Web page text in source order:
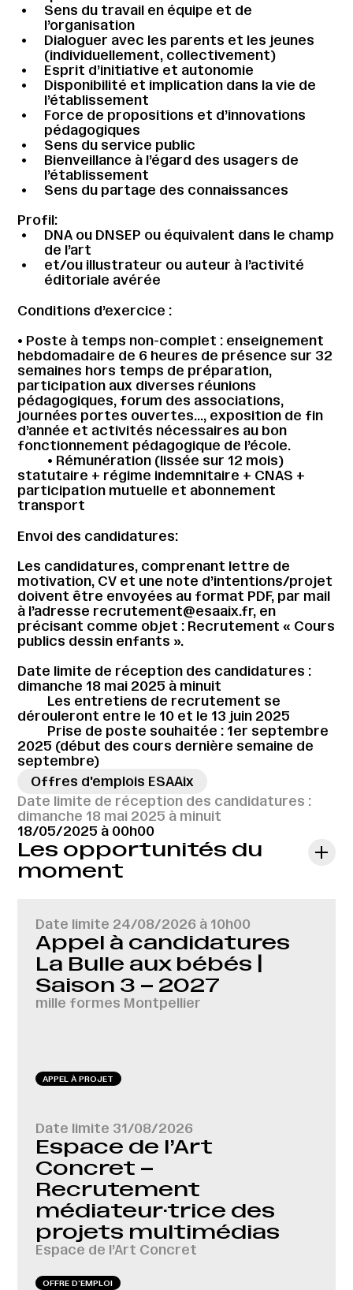
Offres d'emplois ESAAix
Date limite de réception des candidatures :
dimanche 18 mai 2025 à minuit
18/05/2025 à 00h00
Sens du travail en équipe et de
l’organisation
Dialoguer avec les parents et les jeunes
(individuellement, collectivement)
Esprit d’initiative et autonomie
Disponibilité et implication dans la vie de
l’établissement
Force de propositions et d’innovations
pédagogiques
Sens du service public
Bienveillance à l’égard des usagers de
l’établissement
Sens du partage des connaissances
Profil:
DNA ou DNSEP ou équivalent dans le champ
de l’art
et/ou illustrateur ou auteur à l’activité
éditoriale avérée
Conditions d’exercice :
• Poste à temps non-complet : enseignement
hebdomadaire de 6 heures de présence sur 32
semaines hors temps de préparation,
participation aux diverses réunions
pédagogiques, forum des associations,
journées portes ouvertes…, exposition de fin
d’année et activités nécessaires au bon
fonctionnement pédagogique de l’école.
• Rémunération (lissée sur 12 mois)
statutaire + régime indemnitaire + CNAS +
participation mutuelle et abonnement
transport
Envoi des candidatures:
Les candidatures, comprenant lettre de
motivation, CV et une note d’intentions/projet
doivent être envoyées au format PDF, par mail
à l’adresse recrutement@esaaix.fr, en
précisant comme objet : Recrutement « Cours
publics dessin enfants ».
Date limite de réception des candidatures :
dimanche 18 mai 2025 à minuit
Les entretiens de recrutement se
dérouleront entre le 10 et le 13 juin 2025
Prise de poste souhaitée : 1er septembre
2025 (début des cours dernière semaine de
septembre)
Les opportunités du
moment
Date limite 24/08/2026 à 10h00
Appel à candidatures
La Bulle aux bébés |
Saison 3 – 2027
mille formes Montpellier
APPEL À PROJET
Date limite 31/08/2026
Espace de l’Art
Concret –
Recrutement
médiateur·trice des
projets multimédias
Espace de l’Art Concret
OFFRE D‘EMPLOI